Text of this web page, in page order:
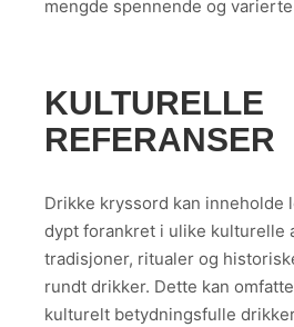
mengde spennende og
KULTURELLE
REFERANSER
Drikke kryssord kan inneholde
dypt forankret i ulike kulturelle
tradisjoner, ritualer og
rundt drikker. Dette kan
kulturelt betydningsfulle